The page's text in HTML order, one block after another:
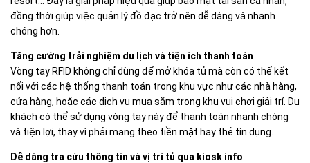
đồng thời giúp việc quản lý đồ đạc trở nên dễ dàng và nhanh
chóng hơn.
Tăng cường trải nghiệm du lịch và tiện ích thanh toán
Vòng tay RFID không chỉ dùng để mở khóa tủ mà còn có thể kết
nối với các hệ thống thanh toán trong khu vực như các nhà hàng,
cửa hàng, hoặc các dịch vụ mua sắm trong khu vui chơi giải trí. Du
khách có thể sử dụng vòng tay này để thanh toán nhanh chóng
và tiện lợi, thay vì phải mang theo tiền mặt hay thẻ tín dụng.
Dễ dàng tra cứu thông tin và vị trí tủ qua kiosk info